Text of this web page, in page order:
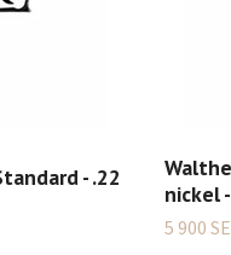
- .22
nickel
5 900